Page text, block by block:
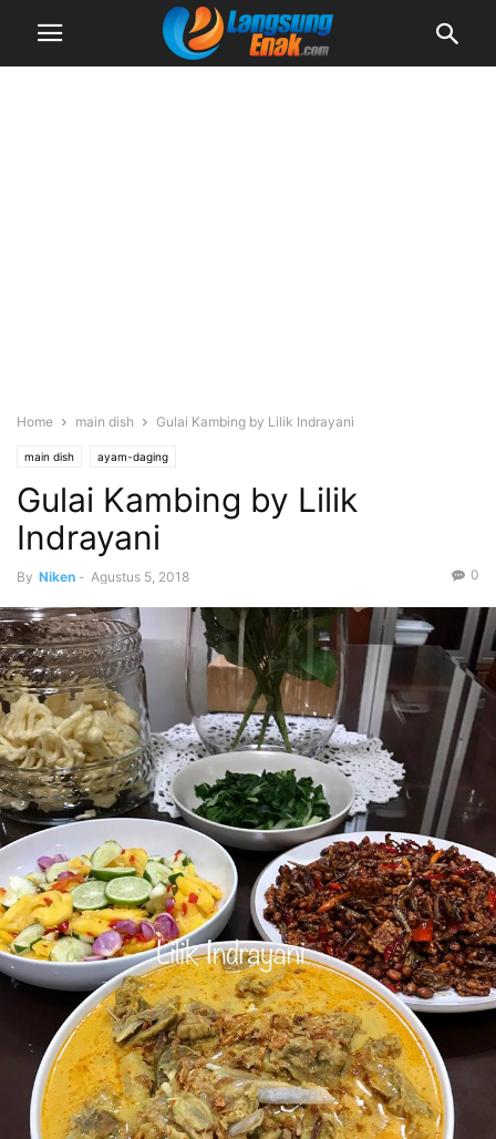
Home main dish Gulai Kambing by Lilik Indrayani
main dish ayam-daging
Gulai Kambing by Lilik
Indrayani
By Niken - Agustus 5, 2018 0